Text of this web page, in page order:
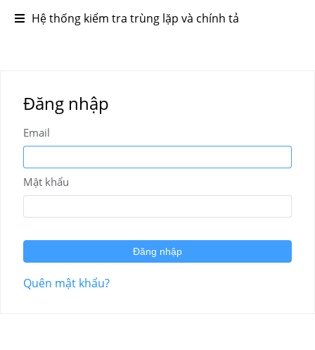
Hệ thống kiểm tra trùng lặp và chính tả
Đăng nhập
Email
Mật khẩu
Đăng nhập
Quên mật khẩu?